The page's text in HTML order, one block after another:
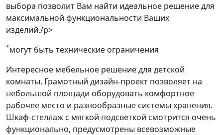
выбора позволит Вам найти идеальное решение для
максимальной функциональности Ваших
изделий./p>
*могут быть технические ограничения
Интересное мебельное решение для детской
комнаты. Грамотный дизайн-проект позволяет на
небольшой площади оборудовать комфортное
рабочее место и разнообразные системы хранения.
Шкаф-стеллаж с мягкой подсветкой смотрится очень
функционально, предусмотрены всевозможные